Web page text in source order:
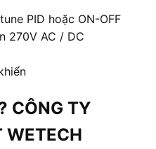
PID hoặc ON-OFF
270V AC / DC
CÔNG TY
WETECH